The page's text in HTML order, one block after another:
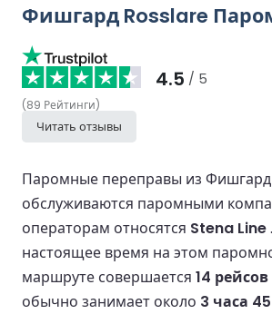
Фишгард Rosslare
4.5 / 5
(89 Рейтинги)
Читать отзывы
Паромные переправы из
обслуживаются паромными
операторам относятся Stena Line.
настоящее время на этом
маршруте совершается 14 рейсов
обычно занимает около 3 часа